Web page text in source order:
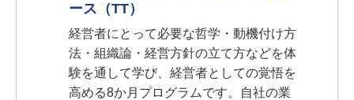
ース（TT）
経営者にとって必要な哲学・動機付け方
法・組織論・経営方針の立て方などを体
験を通して学び、経営者としての覚悟を
高める8か月プログラムです。自社の業